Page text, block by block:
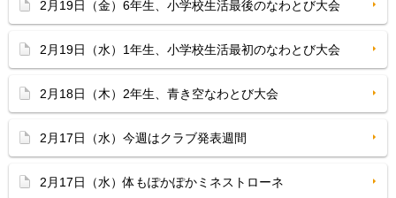
2月19日（金）6年生、小学校生活最後のなわとび大会
2月19日（水）1年生、小学校生活最初のなわとび大会
2月18日（木）2年生、青き空なわとび大会
2月17日（水）今週はクラブ発表週間
2月17日（水）体もぽかぽかミネストローネ